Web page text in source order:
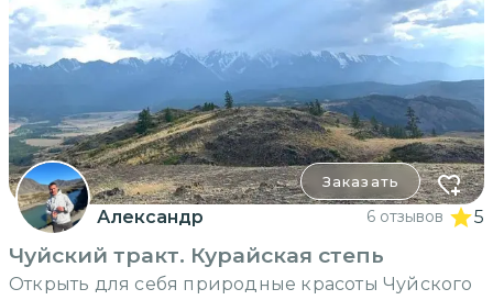
Заказать
Александр 6 отзывов 5
Чуйский тракт. Курайская степь
Открыть для себя природные красоты Чуйского